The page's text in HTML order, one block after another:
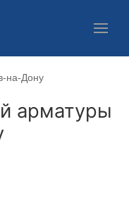
на-Дону
арматуры